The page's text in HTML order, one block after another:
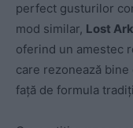
perfect gusturilor
mod similar, Lost Ark
oferind un amestec
care rezonează
față de formula